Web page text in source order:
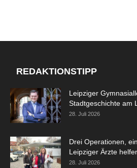
REDAKTIONSTIPP
Leipziger
Stadtgeschichte am
28. Juli 2026
Drei Operationen,
Leipziger Ärzte
28. Juli 2026